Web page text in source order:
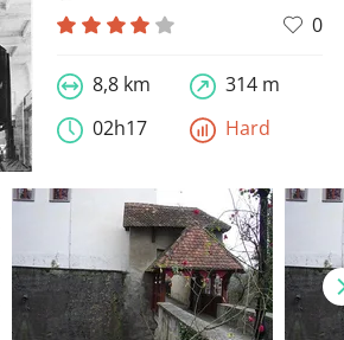
0
8,8 km
314 m
02h17
Hard